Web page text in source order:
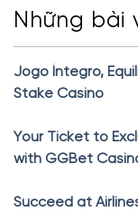
Những bài
Jogo Íntegro,
Stake Casino
Your Ticket to
with GGBet
Succeed at